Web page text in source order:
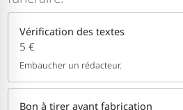
Vérification des textes
5 €
Embaucher un rédacteur.
Bon à tirer avant fabrication